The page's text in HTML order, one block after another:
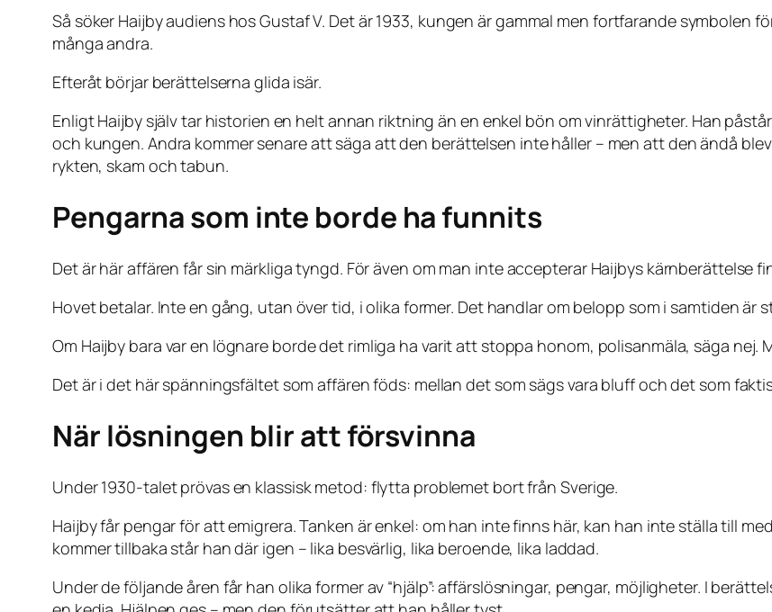
Så söker Haijby audiens hos Gustaf V. Det är 1933, kungen är gammal men fortfarande symbolen
många andra.
Efteråt börjar berättelserna glida isär.
Enligt Haijby själv tar historien en helt annan riktning än en enkel bön om vinrättigheter. Han
och kungen. Andra kommer senare att säga att den berättelsen inte håller – men att den ändå
rykten, skam och tabun.
Pengarna som inte borde ha funnits
Det är här affären får sin märkliga tyngd. För även om man inte accepterar Haijbys kärnberättelse
Hovet betalar. Inte en gång, utan över tid, i olika former. Det handlar om belopp som i samtiden är
Om Haijby bara var en lögnare borde det rimliga ha varit att stoppa honom, polisanmäla, säga nej.
Det är i det här spänningsfältet som affären föds: mellan det som sägs vara bluff och det som
När lösningen blir att försvinna
Under 1930-talet prövas en klassisk metod: flytta problemet bort från Sverige.
Haijby får pengar för att emigrera. Tanken är enkel: om han inte finns här, kan han inte ställa till
kommer tillbaka står han där igen – lika besvärlig, lika beroende, lika laddad.
Under de följande åren får han olika former av “hjälp”: affärslösningar, pengar, möjligheter. I